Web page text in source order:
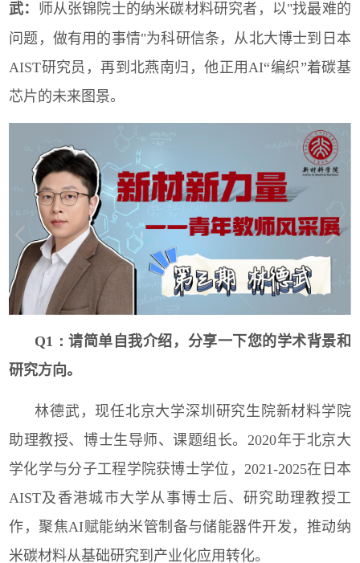
武： 师从张锦院士的纳米碳材料研究者，以"找最难的
问题，做有用的事情"为科研信条，从北大博士到日本
AIST研究员，再到北燕南归，他正用AI“编织”着碳基
芯片的未来图景。
Q1：请简单自我介绍，分享一下您的学术背景和
研究方向。
林德武，现任北京大学深圳研究生院新材料学院
助理教授、博士生导师、课题组长。2020年于北京大
学化学与分子工程学院获博士学位， 2021-2025在日本
AIST及香港城市大学从事博士后、研究助理教授工
作，聚焦AI赋能纳米管制备与储能器件开发，推动纳
米碳材料从基础研究到产业化应用转化。